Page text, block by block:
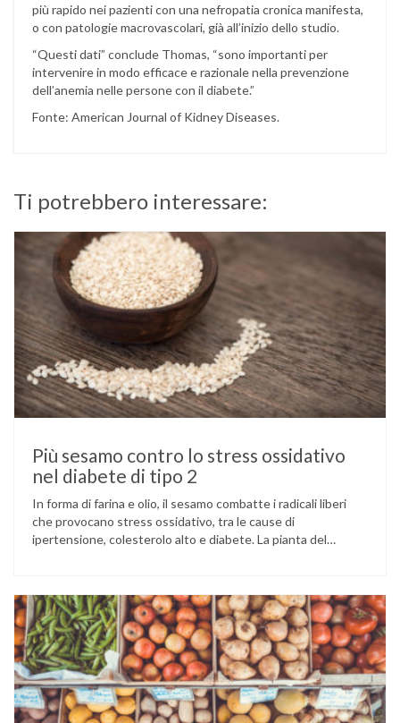
più rapido nei pazienti con una nefropatia cronica manifesta,
o con patologie macrovascolari, già all’inizio dello studio.
“Questi dati” conclude Thomas, “sono importanti per
intervenire in modo efficace e razionale nella prevenzione
dell’anemia nelle persone con il diabete.”
Fonte: American Journal of Kidney Diseases.
Ti potrebbero interessare:
Più sesamo contro lo stress ossidativo
nel diabete di tipo 2
In forma di farina e olio, il sesamo combatte i radicali liberi
che provocano stress ossidativo, tra le cause di
ipertensione, colesterolo alto e diabete. La pianta del
utilizzati per la preparazione di numerosi piatti, ma …